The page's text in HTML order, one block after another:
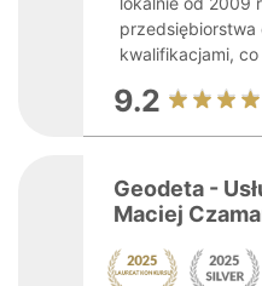
przedsiębiorstwa
kwalifikacjami, co
9.2
Geodeta -
Maciej